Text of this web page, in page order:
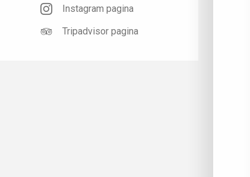
Instagram pagina
Tripadvisor pagina